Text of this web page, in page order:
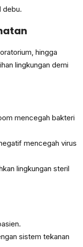
debu.
hingga
lingkungan demi
mencegah bakteri
mencegah virus
lingkungan steril
sistem tekanan